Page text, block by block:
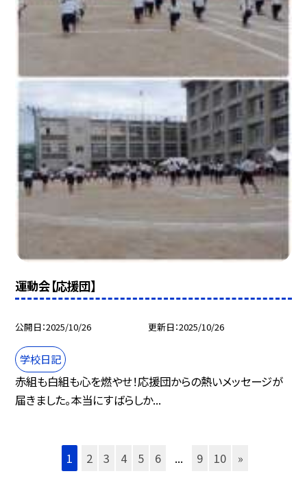
運動会【応援団】
公開日 2025/10/26 更新日 2025/10/26
学校日記
赤組も白組も心を燃やせ！応援団からの熱いメッセージが
届きました。本当にすばらしか...
1 2 3 4 5 6 ... 9 10 »